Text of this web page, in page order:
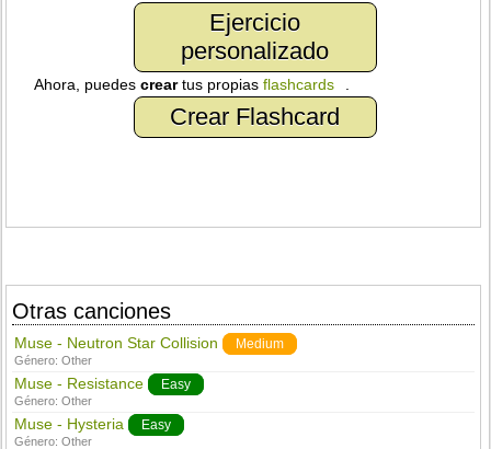
Ejercicio
personalizado
Ahora, puedescreartus propiasflashcards
Crear Flashcard
Otras canciones
Muse - Neutron Star Collision Medium
Género:Other
Muse - Resistance Easy
Género:Other
Muse - Hysteria Easy
Género:Other